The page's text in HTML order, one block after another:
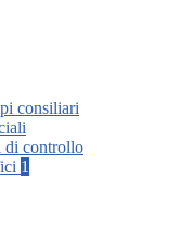
consiliari
di controllo
1